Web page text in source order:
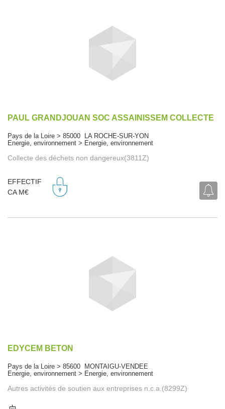
PAUL GRANDJOUAN SOC ASSAINISSEM COLLECTE
Pays de la Loire > 85000 LA ROCHE-SUR-YON
Energie, environnement > Energie, environnement
Collecte des déchets non dangereux(3811Z)
EFFECTIF
CA M€
EDYCEM BETON
Pays de la Loire > 85600 MONTAIGU-VENDEE
Energie, environnement > Energie, environnement
Autres activités de soutien aux entreprises n.c.a.(8299Z)